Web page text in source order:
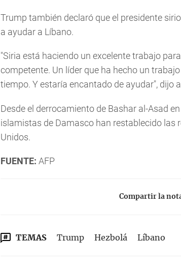
Trump también declaró que el presidente
a ayudar a Líbano.
"Siria está haciendo un excelente trabajo
competente. Un líder que ha hecho un
tiempo. Y estaría encantado de ayudar", dijo
Desde el derrocamiento de Bashar al-Asad
islamistas de Damasco han restablecido las
Unidos.
FUENTE: AFP
Compartir la
TEMAS Trump Hezbolá Líbano